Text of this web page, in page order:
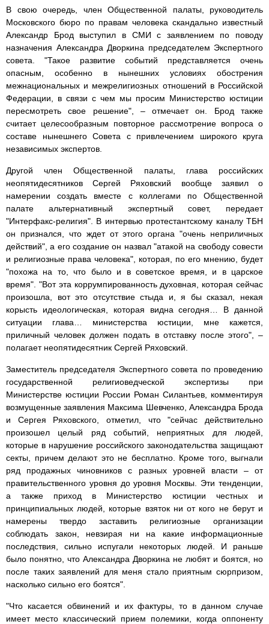
В свою очередь, член Общественной палаты, руководитель
Московского бюро по правам человека скандально известный
Александр Брод выступил в СМИ с заявлением по поводу
назначения Александра Дворкина председателем Экспертного
совета. "Такое развитие событий представляется очень
опасным, особенно в нынешних условиях обострения
межнациональных и межрелигиозных отношений в Российской
Федерации, в связи с чем мы просим Министерство юстиции
пересмотреть свое решение", – отмечает он. Брод также
считает целесообразным повторное рассмотрение вопроса о
составе нынешнего Совета с привлечением широкого круга
независимых экспертов.
Другой член Общественной палаты, глава российских
неопятидесятников Сергей Ряховский вообще заявил о
намерении создать вместе с коллегами по Общественной
палате альтернативный экспертный совет, передает
"Интерфакс-религия". В интервью протестантскому каналу ТБН
он признался, что ждет от этого органа "очень неприличных
действий", а его создание он назвал "атакой на свободу совести
и религиозные права человека", которая, по его мнению, будет
"похожа на то, что было и в советское время, и в царское
время". "Вот эта коррумпированность духовная, которая сейчас
произошла, вот это отсутствие стыда и, я бы сказал, некая
корысть идеологическая, которая видна сегодня… В данной
ситуации глава… министерства юстиции, мне кажется,
приличный человек должен подать в отставку после этого", –
полагает неопятидесятник Сергей Ряховский.
Заместитель председателя Экспертного совета по проведению
государственной религиоведческой экспертизы при
Министерстве юстиции России Роман Силантьев, комментируя
возмущенные заявления Максима Шевченко, Александра Брода
и Сергея Ряховского, отметил, что "сейчас действительно
произошел целый ряд событий, неприятных для людей,
которые в нарушение российского законодательства защищают
секты, причем делают это не бесплатно. Кроме того, выгнали
ряд продажных чиновников с разных уровней власти – от
правительственного уровня до уровня Москвы. Эти тенденции,
а также приход в Министерство юстиции честных и
принципиальных людей, которые взяток ни от кого не берут и
намерены твердо заставить религиозные организации
соблюдать закон, невзирая ни на какие информационные
последствия, сильно испугали некоторых людей. И раньше
было понятно, что Александра Дворкина не любят и боятся, но
после таких заявлений для меня стало приятным сюрпризом,
насколько сильно его боятся".
"Что касается обвинений и их фактуры, то в данном случае
имеет место классический прием полемики, когда оппоненту